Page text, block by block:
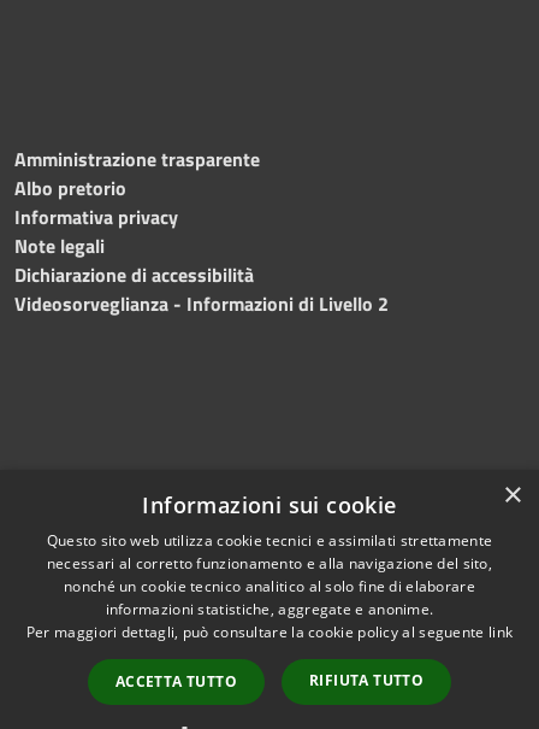
Amministrazione trasparente
Albo pretorio
Informativa privacy
Note legali
Dichiarazione di accessibilità
Videosorveglianza - Informazioni di Livello 2
Accessibilità
Privacy
Mappa del sito
Copyright © 2024 •
Comune di Mazara del
Vallo• Powered
byMunicipium•Redazione
×
Informazioni sui cookie
Questo sito web utilizza cookie tecnici e assimilati strettamente
necessari al corretto funzionamento e alla navigazione del sito,
nonché un cookie tecnico analitico al solo fine di elaborare
informazioni statistiche, aggregate e anonime.
Per maggiori dettagli, può consultare la cookie policy al seguente link
ACCETTA TUTTO RIFIUTA TUTTO